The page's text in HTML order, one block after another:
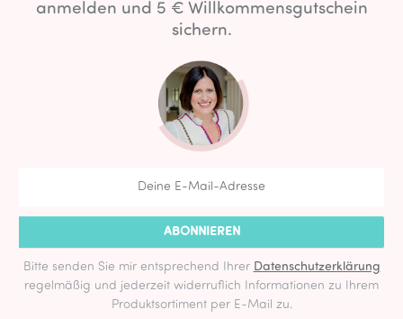
anmelden und 5 € Willkommensgutschein
sichern.
ABONNIEREN
Bitte senden Sie mir entsprechend Ihrer Datenschutzerklärung
regelmäßig und jederzeit widerruflich Informationen zu Ihrem
Produktsortiment per E-Mail zu.